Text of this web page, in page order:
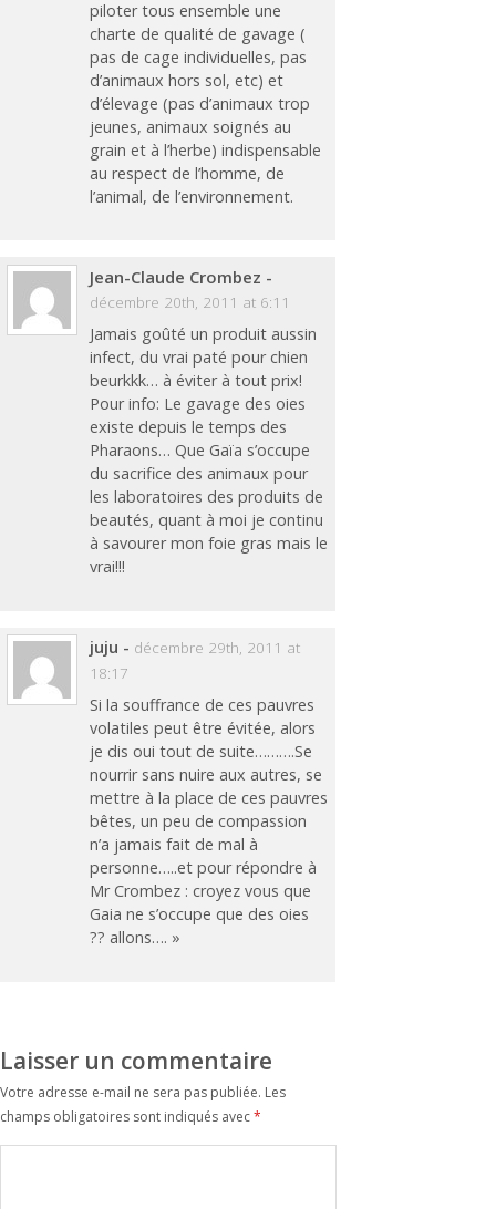
piloter tous ensemble une
charte de qualité de gavage (
pas de cage individuelles, pas
d’animaux hors sol, etc) et
d’élevage (pas d’animaux trop
jeunes, animaux soignés au
grain et à l’herbe) indispensable
au respect de l’homme, de
l’animal, de l’environnement.
Jean-Claude Crombez -
décembre 20th, 2011 at 6:11
Jamais goûté un produit aussin
infect, du vrai paté pour chien
beurkkk… à éviter à tout prix!
Pour info: Le gavage des oies
existe depuis le temps des
Pharaons… Que Gaïa s’occupe
du sacrifice des animaux pour
les laboratoires des produits de
beautés, quant à moi je continu
à savourer mon foie gras mais le
vrai!!!
juju - décembre 29th, 2011 at
18:17
Si la souffrance de ces pauvres
volatiles peut être évitée, alors
je dis oui tout de suite……….Se
nourrir sans nuire aux autres, se
mettre à la place de ces pauvres
bêtes, un peu de compassion
n’a jamais fait de mal à
personne…..et pour répondre à
Mr Crombez : croyez vous que
Gaia ne s’occupe que des oies
?? allons…. »
Laisser un commentaire
Votre adresse e-mail ne sera pas publiée. Les
champs obligatoires sont indiqués avec*